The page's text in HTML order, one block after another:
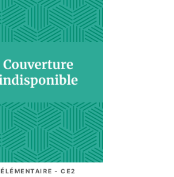
ÉLÉMENTAIRE - CE2